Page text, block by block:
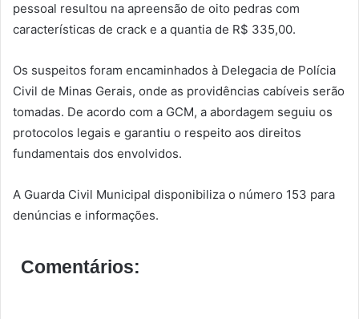
pessoal resultou na apreensão de oito pedras com
características de crack e a quantia de R$ 335,00.
Os suspeitos foram encaminhados à Delegacia de Polícia
Civil de Minas Gerais, onde as providências cabíveis serão
tomadas. De acordo com a GCM, a abordagem seguiu os
protocolos legais e garantiu o respeito aos direitos
fundamentais dos envolvidos.
A Guarda Civil Municipal disponibiliza o número 153 para
denúncias e informações.
Comentários: